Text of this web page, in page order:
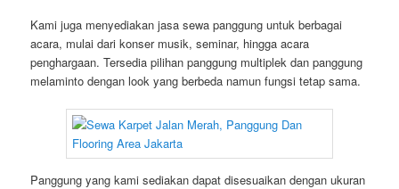
Kami juga menyediakan jasa sewa panggung untuk berbagai
acara, mulai dari konser musik, seminar, hingga acara
penghargaan. Tersedia pilihan panggung multiplek dan panggung
melaminto dengan look yang berbeda namun fungsi tetap sama.
Panggung yang kami sediakan dapat disesuaikan dengan ukuran